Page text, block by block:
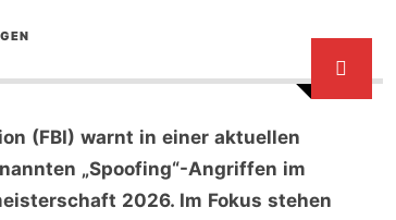
(FBI) warnt in einer aktuellen
„Spoofing“-Angriffen im
2026. Im Fokus stehen